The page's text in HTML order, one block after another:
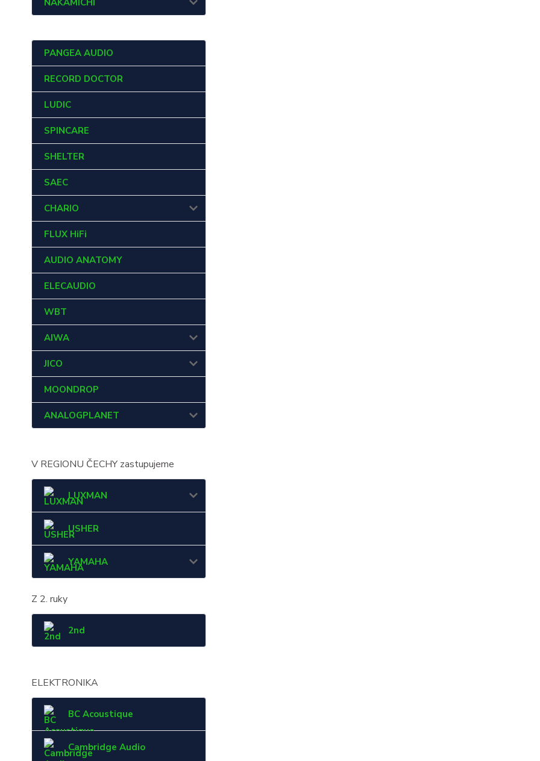
NAKAMICHI
PANGEA AUDIO
RECORD DOCTOR
LUDIC
SPINCARE
SHELTER
SAEC
CHARIO
FLUX HiFi
AUDIO ANATOMY
ELECAUDIO
WBT
AIWA
JICO
MOONDROP
ANALOGPLANET
V REGIONU ČECHY zastupujeme
LUXMAN
USHER
YAMAHA
Z 2. ruky
2nd
ELEKTRONIKA
BC Acoustique
Cambridge Audio